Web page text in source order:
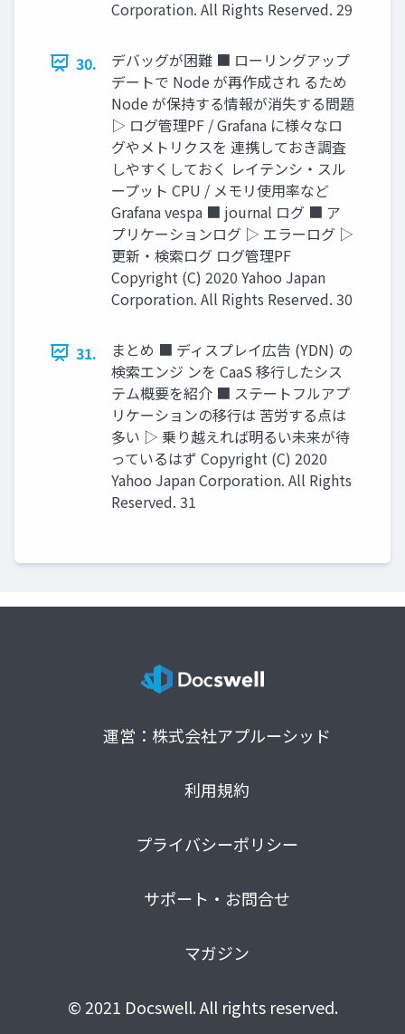
Corporation. All Rights Reserved. 29
30.
デバッグが困難 ■ ローリングアップ
デートで Node が再作成され るため
Node が保持する情報が消失する問題
▷ ログ管理PF / Grafana に様々なロ
グやメトリクスを 連携しておき調査
しやすくしておく レイテンシ・スル
ープット CPU / メモリ使用率など
Grafana vespa ■ journal ログ ■ ア
プリケーションログ ▷ エラーログ ▷
更新・検索ログ ログ管理PF
Copyright (C) 2020 Yahoo Japan
Corporation. All Rights Reserved. 30
31.
まとめ ■ ディスプレイ広告 (YDN) の
検索エンジ ンを CaaS 移行したシス
テム概要を紹介 ■ ステートフルアプ
リケーションの移行は 苦労する点は
多い ▷ 乗り越えれば明るい未来が待
っているはず Copyright (C) 2020
Yahoo Japan Corporation. All Rights
Reserved. 31
運営：株式会社アプルーシッド
利用規約
プライバシーポリシー
サポート・お問合せ
マガジン
© 2021 Docswell. All rights reserved.